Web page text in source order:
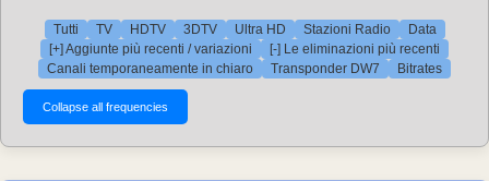
Tutti TV HDTV 3DTV Ultra HD Stazioni Radio
Data
[+] Aggiunte più recenti / variazioni
[-] Le eliminazioni più recenti
Canali temporaneamente in chiaro
Transponder DW7 Bitrates